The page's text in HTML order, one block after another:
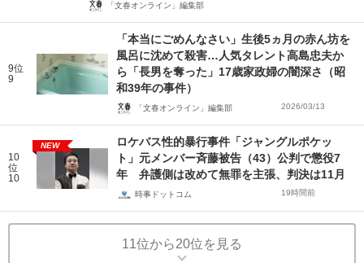
「文春オンライン」編集部
9位
9
「本当にごめんなさい」生後5ヵ月の赤ん坊を
風呂に沈めて殺害…人気タレント高島忠夫か
ら「長男を奪った」17歳家政婦の闇深さ（昭
和39年の事件）
「文春オンライン」編集部 2026/03/13
10
位
10
NEW
ロケバス性的暴行事件「ジャングルポケッ
ト」元メンバー斉藤被告（43）公判で懲役7
年 弁護側は改めて無罪を主張、判決は11月
時事ドットコム 19時間前
11位から20位を見る